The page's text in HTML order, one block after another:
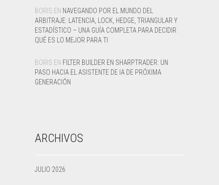
BORIS EN NAVEGANDO POR EL MUNDO DEL
ARBITRAJE: LATENCIA, LOCK, HEDGE, TRIANGULAR Y
ESTADÍSTICO – UNA GUÍA COMPLETA PARA DECIDIR
QUÉ ES LO MEJOR PARA TI
BORIS EN FILTER BUILDER EN SHARPTRADER: UN
PASO HACIA EL ASISTENTE DE IA DE PRÓXIMA
GENERACIÓN
ARCHIVOS
JULIO 2026